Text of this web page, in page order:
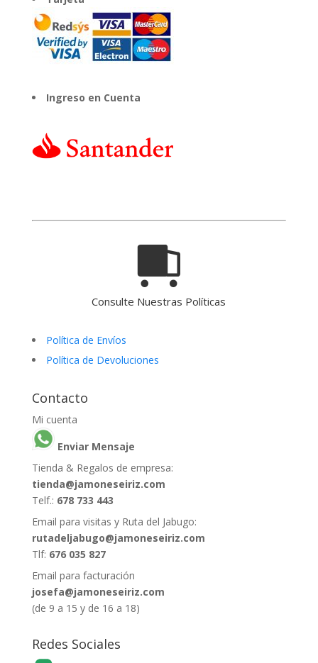
Ingreso en Cuenta
Consulte Nuestras Políticas
Política de Envíos
Política de Devoluciones
Contacto
Mi cuenta
Enviar Mensaje
Tienda & Regalos de empresa:
tienda@jamoneseiriz.com
Telf.: 678 733 443
Email para visitas y Ruta del Jabugo:
rutadeljabugo@jamoneseiriz.com
Tlf: 676 035 827
Email para facturación
josefa@jamoneseiriz.com
(de 9 a 15 y de 16 a 18)
Redes Sociales